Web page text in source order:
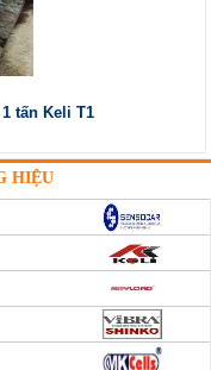
tấn Keli T1
HIỆU